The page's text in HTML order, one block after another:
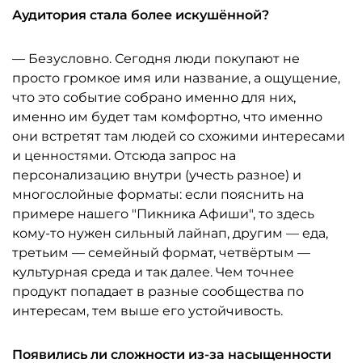
Аудитория стала более искушённой?
— Безусловно. Сегодня люди покупают не
просто громкое имя или название, а ощущение,
что это событие собрано именно для них,
именно им будет там комфортно, что именно
они встретят там людей со схожими интересами
и ценностями. Отсюда запрос на
персонализацию внутри (учесть разное) и
многослойные форматы: если пояснить на
примере нашего "Пикника Афиши", то здесь
кому-то нужен сильный лайнап, другим — еда,
третьим — семейный формат, четвёртым —
культурная среда и так далее. Чем точнее
продукт попадает в разные сообщества по
интересам, тем выше его устойчивость.
Появились ли сложности из-за насыщенности